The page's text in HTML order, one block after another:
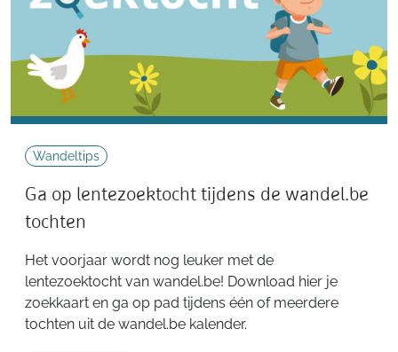
Wandeltips
Ga op lentezoektocht tijdens de wandel.be
tochten
Het voorjaar wordt nog leuker met de
lentezoektocht van wandel.be! Download hier je
zoekkaart en ga op pad tijdens één of meerdere
tochten uit de wandel.be kalender.